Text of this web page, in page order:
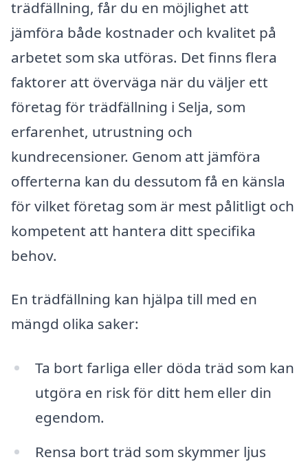
trädfällning, får du en möjlighet att
jämföra både kostnader och kvalitet på
arbetet som ska utföras. Det finns flera
faktorer att överväga när du väljer ett
företag för trädfällning i Selja, som
erfarenhet, utrustning och
kundrecensioner. Genom att jämföra
offerterna kan du dessutom få en känsla
för vilket företag som är mest pålitligt och
kompetent att hantera ditt specifika
behov.
En trädfällning kan hjälpa till med en
mängd olika saker:
Ta bort farliga eller döda träd som kan
utgöra en risk för ditt hem eller din
egendom.
Rensa bort träd som skymmer ljus